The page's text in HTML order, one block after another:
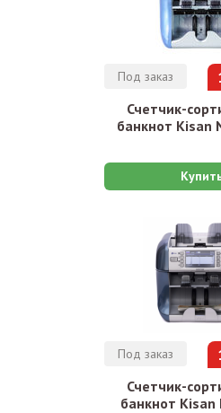
Под заказ
Счетчик-
банкнот Kisan
Под заказ
Счетчик-
банкнот Kisan